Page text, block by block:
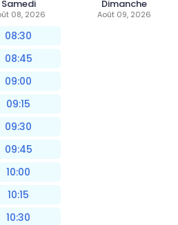
Samedi
08, 2026
08:30
08:45
09:00
09:15
09:30
09:45
10:00
10:15
10:30
Dimanche
Août 09, 2026